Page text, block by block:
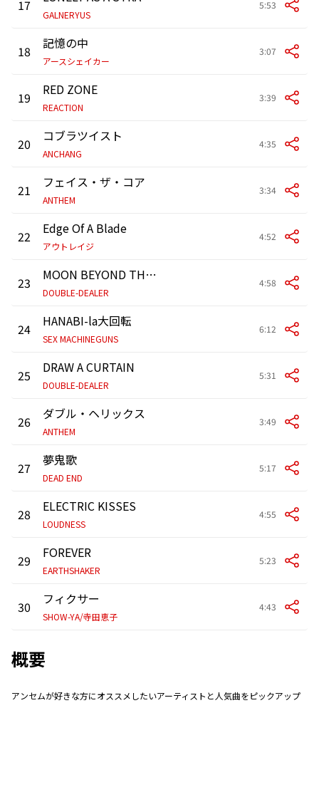
17
GALNERYUS
5:53
18 記憶の中
アースシェイカー
3:07
19 RED ZONE
REACTION
3:39
20 コブラツイスト
ANCHANG
4:35
21 フェイス・ザ・コア
ANTHEM
3:34
22 Edge Of A Blade
アウトレイジ
4:52
23 MOON BEYOND THE GLASS
DOUBLE-DEALER
4:58
24 HANABI-la大回転
SEX MACHINEGUNS
6:12
25 DRAW A CURTAIN
DOUBLE-DEALER
5:31
26 ダブル・ヘリックス
ANTHEM
3:49
27 夢鬼歌
DEAD END
5:17
28 ELECTRIC KISSES
LOUDNESS
4:55
29 FOREVER
EARTHSHAKER
5:23
30 フィクサー
SHOW-YA/寺田恵子
4:43
概要
アンセムが好きな方にオススメしたいアーティストと人気曲をピックアップ